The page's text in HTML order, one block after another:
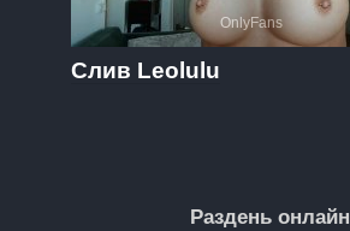
OnlyFans
Слив Leolulu
Раздень онлайн